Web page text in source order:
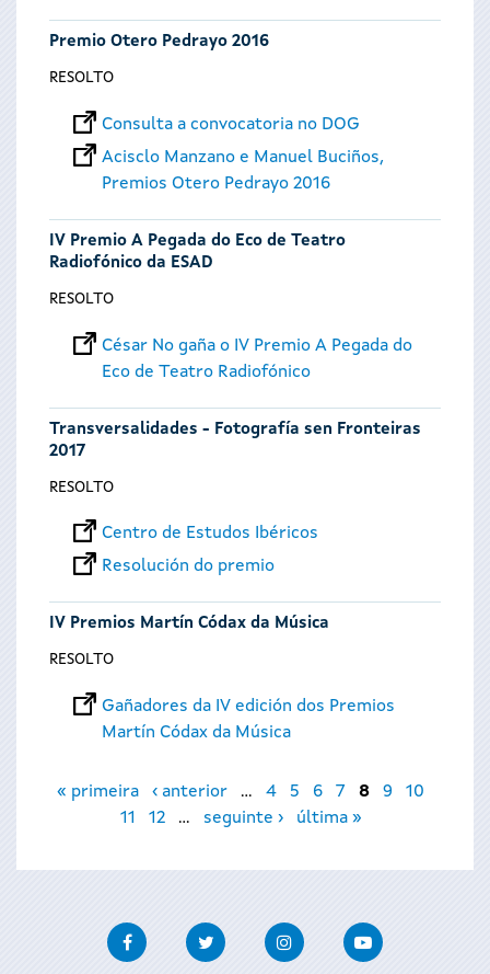
Premio Otero Pedrayo 2016
RESOLTO
Consulta a convocatoria no DOG
Acisclo Manzano e Manuel Buciños,
Premios Otero Pedrayo 2016
IV Premio A Pegada do Eco de Teatro
Radiofónico da ESAD
RESOLTO
César No gaña o IV Premio A Pegada do
Eco de Teatro Radiofónico
Transversalidades - Fotografía sen Fronteiras
2017
RESOLTO
Centro de Estudos Ibéricos
Resolución do premio
IV Premios Martín Códax da Música
RESOLTO
Gañadores da IV edición dos Premios
Martín Códax da Música
Páxinas
« primeira ‹ anterior … 4 5 6 7 8 9
10
11
12 … seguinte › última »
FacebookTwitter InstagramYoutube